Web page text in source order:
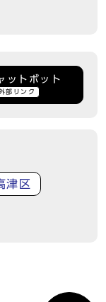
ットボット
部リンク
津区